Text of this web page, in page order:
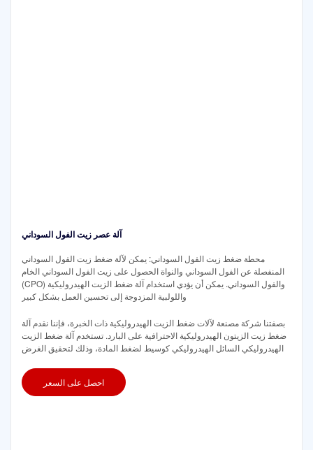
آلة عصر زيت الفول السوداني
محطة ضغط زيت الفول السوداني: يمكن لآلة ضغط زيت الفول السوداني
المنفصلة عن الفول السوداني والنواة الحصول على زيت الفول السوداني الخام
(CPO) والفول السوداني. يمكن أن يؤدي استخدام آلة ضغط الزيت الهيدروليكية
واللولبية المزدوجة إلى تحسين العمل بشكل كبير
بصفتنا شركة مصنعة لآلات ضغط الزيت الهيدروليكية ذات الخبرة، فإننا نقدم آلة
ضغط زيت الزيتون الهيدروليكية الاحترافية على البارد. تستخدم آلة ضغط الزيت
الهيدروليكي السائل الهيدروليكي كوسيط لضغط المادة، وذلك لتحقيق الغرض
احصل على السعر